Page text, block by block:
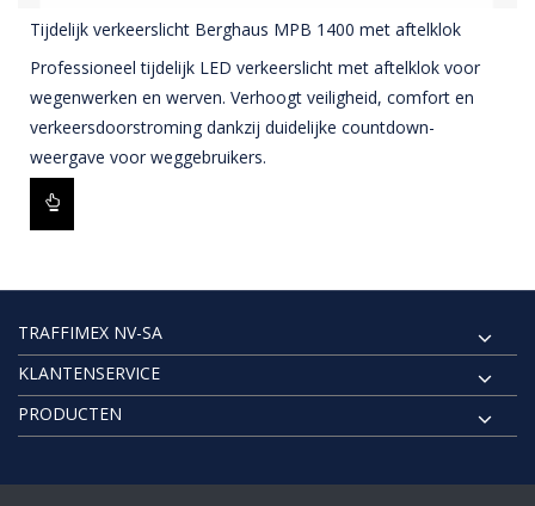
Tijdelijk verkeerslicht Berghaus MPB 1400 met aftelklok
Professioneel tijdelijk LED verkeerslicht met aftelklok voor
wegenwerken en werven. Verhoogt veiligheid, comfort en
verkeersdoorstroming dankzij duidelijke countdown-
weergave voor weggebruikers.
TRAFFIMEX NV-SA
KLANTENSERVICE
PRODUCTEN